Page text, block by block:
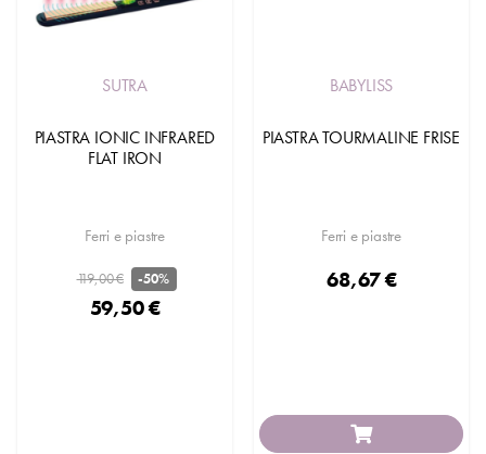
SUTRA
PIASTRA IONIC INFRARED
FLAT IRON
Ferri e piastre
119,00 € -50%
59,50 €
BABYLISS
PIASTRA TOURMALINE FRISE
Ferri e piastre
68,67 €